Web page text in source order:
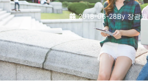
2018-06-28By장광원